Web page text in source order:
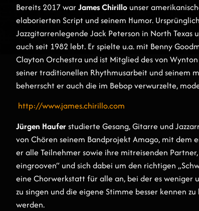
Bereits 2017 warJames Chirillo unser
elaborierten Script und seinem Humor. U
Jazzgitarrenlegende Jack Peterson in North Texas
auch seit 1982 lebt. Er spielte u.a. mit Benny
Clayton Orchestra und ist Mitglied des von
seiner traditionellen Rhythmusarbeit und seinem
beherrscht er auch die im Bebop verwurzelte,
http://www.james.chirillo.com
Jürgen Haufer studierte Gesang, Gitarre und
von Chören seinem Bandprojekt Amago, mit dem
er alle Teilnehmer sowie ihre mitreisenden
eingrooven“ und sich dabei um den richtigen
eine Chorwerkstatt für alle an, bei der es weniger
zu singen und die eigene Stimme besser kennen
werden.